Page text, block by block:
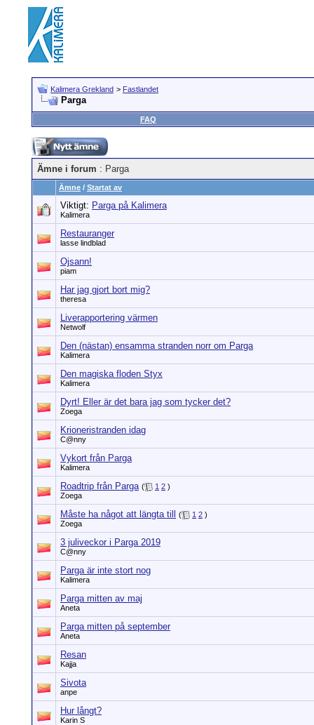
Kalimera Grekland > Fastlandet
Parga
FAQ
Ämne i forum : Parga
Ämne / Startat av
Viktigt: Parga på Kalimera
Kalimera
Restauranger
lasse lindblad
Ojsann!
piam
Har jag gjort bort mig?
theresa
Liverapportering värmen
Netwolf
Den (nästan) ensamma stranden norr om Parga
Kalimera
Den magiska floden Styx
Kalimera
Dyrt! Eller är det bara jag som tycker det?
Zoega
Krioneristranden idag
C@nny
Vykort från Parga
Kalimera
Roadtrip från Parga ( 1 2 )
Zoega
Måste ha något att längta till ( 1 2 )
Zoega
3 juliveckor i Parga 2019
C@nny
Parga är inte stort nog
Kalimera
Parga mitten av maj
Aneta
Parga mitten på september
Aneta
Resan
Kajja
Sivota
anpe
Hur långt?
Karin S